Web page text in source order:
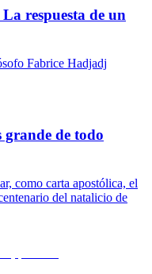
respuesta de un
Fabrice Hadjadj
grande de todo
como carta apostólica, el
del natalicio de